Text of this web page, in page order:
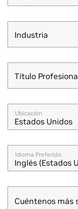
Industria
Industria
Título
Título
Ubicación
Estados Unidos
Idioma Preferido
Inglés (Estados
Cuéntenos más